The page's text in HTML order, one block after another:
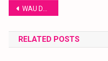
Navigácia
v
článku
WAU DAYS V AUPARKU
RELATED POSTS